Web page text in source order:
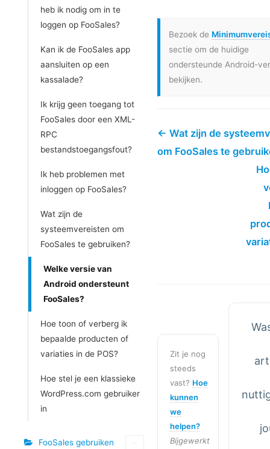
heb ik nodig om in te
loggen op FooSales?
Kan ik de FooSales app
aansluiten op een
kassalade?
Ik krijg geen toegang tot
FooSales door een XML-
RPC
bestandstoegangsfout?
Ik heb problemen met
inloggen op FooSales?
Wat zijn de
systeemvereisten om
FooSales te gebruiken?
Welke versie van
Android ondersteunt
FooSales?
Hoe toon of verberg ik
bepaalde producten of
variaties in de POS?
Hoe stel je een klassieke
WordPress.com gebruiker
in
FooSales gebruiken
Bezoek de
sectie om de huidige
ondersteunde Android-
bekijken.
← Wat zijn de
om FooSales te
Zit je nog
steeds
vast? Hoe
kunnen
we
helpen?
Bijgewerkt